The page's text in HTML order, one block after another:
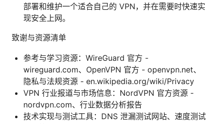
部署和维护一个适合自己的 VPN，并在需要时快速实
现安全上网。
致谢与资源清单
参考与学习资源：WireGuard 官方 -
wireguard.com、OpenVPN 官方 - openvpn.net、
隐私与法规资源 - en.wikipedia.org/wiki/Privacy
VPN 行业报道与市场信息：NordVPN 官方资源 -
nordvpn.com、行业数据分析报告
技术实现与测试工具：DNS 泄漏测试网站、速度测试